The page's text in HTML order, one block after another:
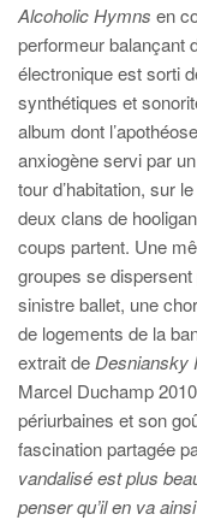
Alcoholic Hymns en
performeur balançant
électronique est sorti
synthétiques et
album dont
anxiogène servi par
tour d’habitation, sur
deux clans de
coups partent. Une
groupes se
sinistre ballet, une
de logements de la
extrait de Desniansky
Marcel Duchamp
périurbaines et son
fascination partagée
vandalisé est plus
penser qu’il en va